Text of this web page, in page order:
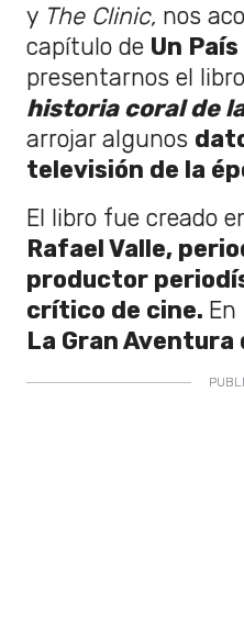
y The Clinic, nos
capítulo de Un
presentarnos el libro
historia coral de
arrojar algunos
televisión de la
El libro fue creado
Rafael Valle,
productor
crítico de cine. En
La Gran Aventura